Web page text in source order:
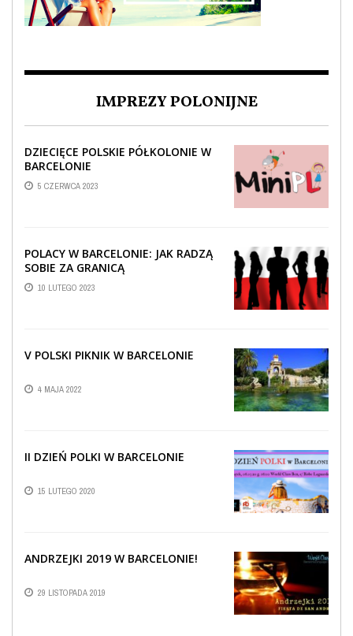
IMPREZY POLONIJNE
DZIECIĘCE POLSKIE PÓŁKOLONIE W
BARCELONIE
5 CZERWCA 2023
POLACY W BARCELONIE: JAK RADZĄ
SOBIE ZA GRANICĄ
10 LUTEGO 2023
V POLSKI PIKNIK W BARCELONIE
4 MAJA 2022
II DZIEŃ POLKI W BARCELONIE
15 LUTEGO 2020
ANDRZEJKI 2019 W BARCELONIE!
29 LISTOPADA 2019